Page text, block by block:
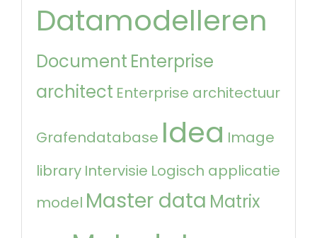
Datamodelleren
Document Enterprise
architect Enterprise architectuur
Grafendatabase Idea Image
library Intervisie Logisch applicatie
model Master data Matrix